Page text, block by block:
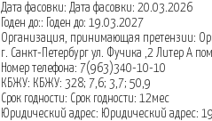
Дата фасовки: Дата фасовки: 20.03.2026
Годен до:: Годен до: 19.03.2027
Организация, принимающая претензии:
г. Санкт-Петербург ул. Фучика ,2 Литер А
Номер телефона: 7(963)340-10-10
КБЖУ: КБЖУ: 328; 7,6; 3,7; 50,9
Срок годности: Срок годности: 12мес
Юридический адрес: Юридический адрес: